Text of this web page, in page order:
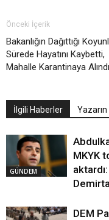
Önceki İçerik
Bakanlığın Dağıttığı
Sürede Hayatını Kaybetti,
Mahalle Karantinaya Alındı
İlgili Haberler
GÜNDEM
MKYK
DEM